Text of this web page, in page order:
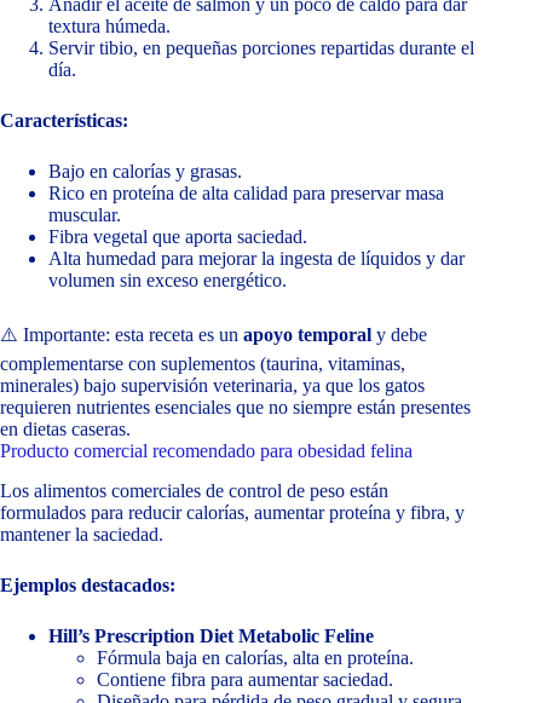
Añadir el aceite de salmón y un poco de caldo para dar
textura húmeda.
Servir tibio, en pequeñas porciones repartidas durante el
día.
Características:
Bajo en calorías y grasas.
Rico en proteína de alta calidad para preservar masa
muscular.
Fibra vegetal que aporta saciedad.
Alta humedad para mejorar la ingesta de líquidos y dar
volumen sin exceso energético.
⚠️ Importante: esta receta es un apoyo temporal y debe
complementarse con suplementos (taurina, vitaminas,
minerales) bajo supervisión veterinaria, ya que los gatos
requieren nutrientes esenciales que no siempre están presentes
en dietas caseras.
Producto comercial recomendado para obesidad felina
Los alimentos comerciales de control de peso están
formulados para reducir calorías, aumentar proteína y fibra, y
mantener la saciedad.
Ejemplos destacados:
Hill’s Prescription Diet Metabolic Feline
Fórmula baja en calorías, alta en proteína.
Contiene fibra para aumentar saciedad.